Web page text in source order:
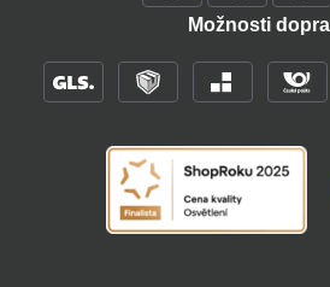
Možnosti